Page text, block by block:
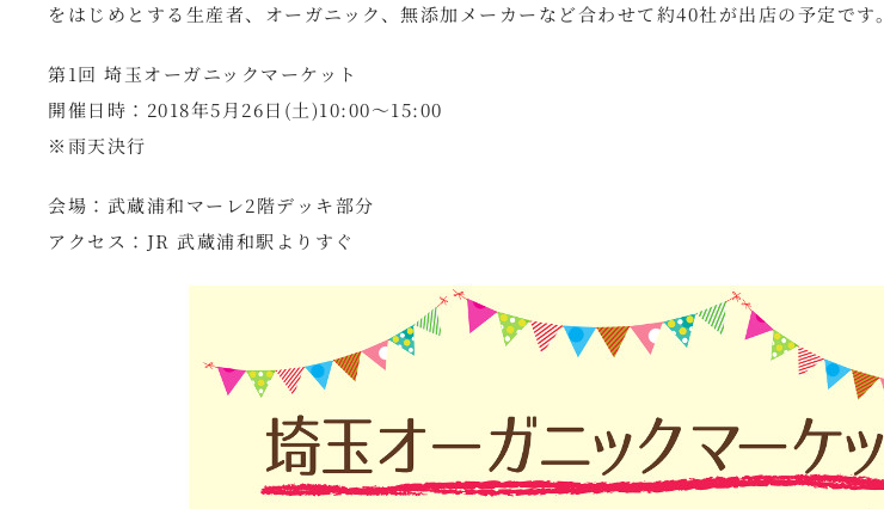
をはじめとする生産者、オーガニック、無添加メーカーなど合わせて約40社が出店の予定です。
第1回 埼玉オーガニックマーケット
開催日時：2018年5月26日(土)10:00～15:00
※雨天決行
会場：武蔵浦和マーレ2階デッキ部分
アクセス：JR 武蔵浦和駅よりすぐ